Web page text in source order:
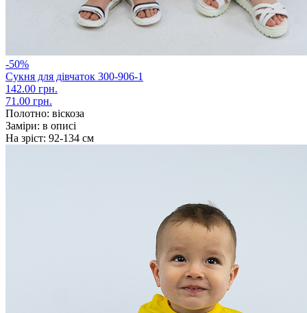
-50%
Сукня для дівчаток 300-906-1
142.00 грн.
71.00 грн.
Полотно: віскоза
Заміри: в описі
На зріст: 92-134 см